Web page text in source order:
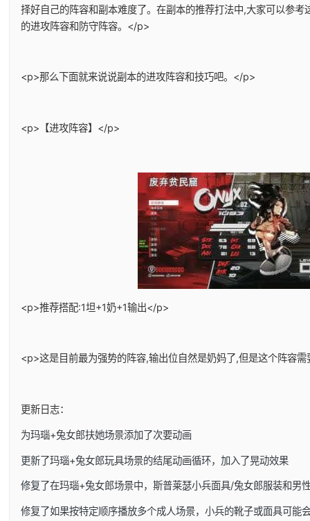
择好自己的阵容和副本难度了。在副本的推荐打法中,大家可以参考
的进攻阵容和防守阵容。</p>
<p>那么下面就来说说副本的进攻阵容和技巧吧。</p>
<p>【进攻阵容】</p>
<p>推荐搭配:1坦+1奶+1输出</p>
<p>这是目前最为强势的阵容,输出位自然是奶妈了,但是这个阵容
更新日志：
为玛瑙+兔女郎扶她场景添加了次要动画
更新了玛瑙+兔女郎玩具场景的结尾动画循环，加入了晃动效果
修复了在玛瑙+兔女郎场景中，斯普莱瑟小兵面具/兔女郎服装和男
修复了如果按特定顺序播放多个成人场景，小兵的靴子或面具可能